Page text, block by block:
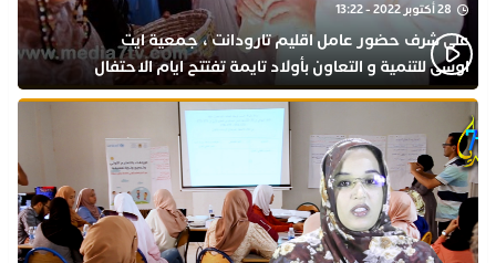
28 أكتوبر 2022 - 13:22
على شرف حضور عامل اقليم تارودانت ، جمعية ايت
اوسى للتنمية و التعاون بأولاد تايمة تفتتح ايام الاحتفال
بذكرى المولد النبوي